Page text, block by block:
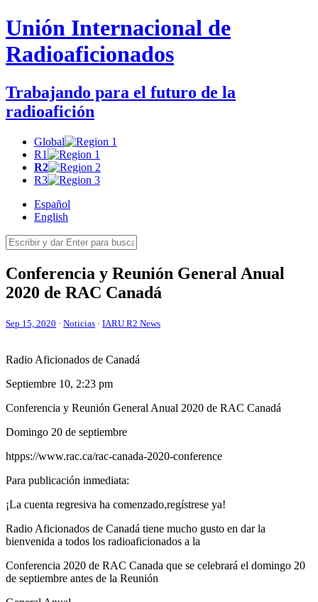
Unión Internacional de
Radioaficionados
Trabajando para el futuro de la
radioafición
Global
R1
R2
R3
Español
English
Conferencia y Reunión General Anual
2020 de RAC Canadá
Sep 15, 2020 · Noticias · IARU R2 News
Radio Aficionados de Canadá
Septiembre 10, 2:23 pm
Conferencia y Reunión General Anual 2020 de RAC Canadá
Domingo 20 de septiembre
htpps://www.rac.ca/rac-canada-2020-conference
Para publicación inmediata:
¡La cuenta regresiva ha comenzado,regístrese ya!
Radio Aficionados de Canadá tiene mucho gusto en dar la
bienvenida a todos los radioaficionados a la
Conferencia 2020 de RAC Canada que se celebrará el domingo 20
de septiembre antes de la Reunión